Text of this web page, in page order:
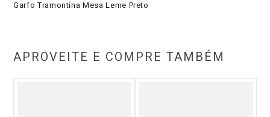
Garfo Tramontina Mesa Leme Preto
APROVEITE E COMPRE TAMBÉM